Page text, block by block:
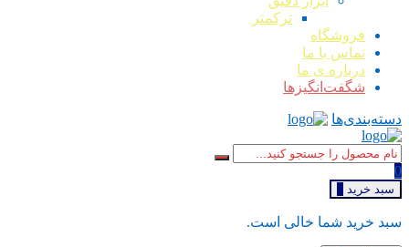
ترکمتر
فروشگاه
تماس با ما
درباره ی ما
شگفت‌انگیزها
دسته‌بندی‌ها
0
سبد خرید
سبد خرید شما خالی است.